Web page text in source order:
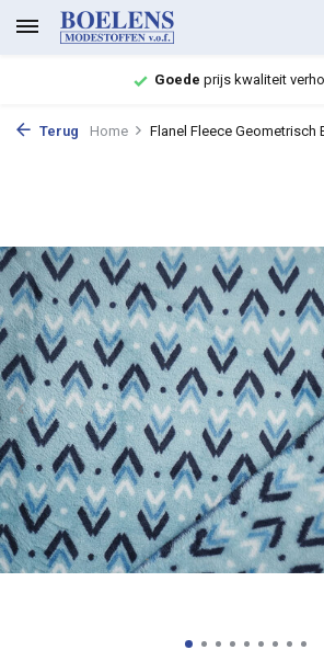
Goede prijs kwaliteit
Terug Home Flanel Fleece Geometrisch